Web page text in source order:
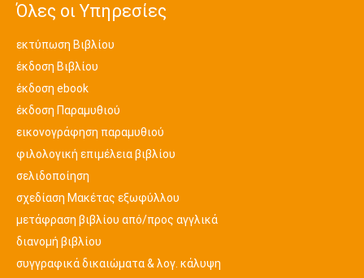
Όλες οι Υπηρεσίες
εκτύπωση Βιβλίου
έκδοση Βιβλίου
έκδοση ebook
έκδοση Παραμυθιού
εικονογράφηση παραμυθιού
φιλολογική επιμέλεια βιβλίου
σελιδοποίηση
σχεδίαση Μακέτας εξωφύλλου
μετάφραση βιβλίου από/προς αγγλικά
διανομή βιβλίου
συγγραφικά δικαιώματα & λογ. κάλυψη